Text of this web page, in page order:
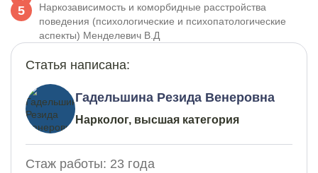
Наркозависимость и коморбидные расстройства
поведения (психологические и психопатологические
аспекты) Менделевич В.Д
Статья написана:
Гадельшина Резида Венеровна
Нарколог, высшая категория
Стаж работы: 23 года